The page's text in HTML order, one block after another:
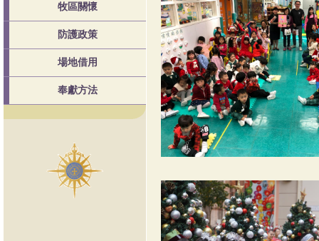
牧區關懷
防護政策
場地借用
奉獻方法